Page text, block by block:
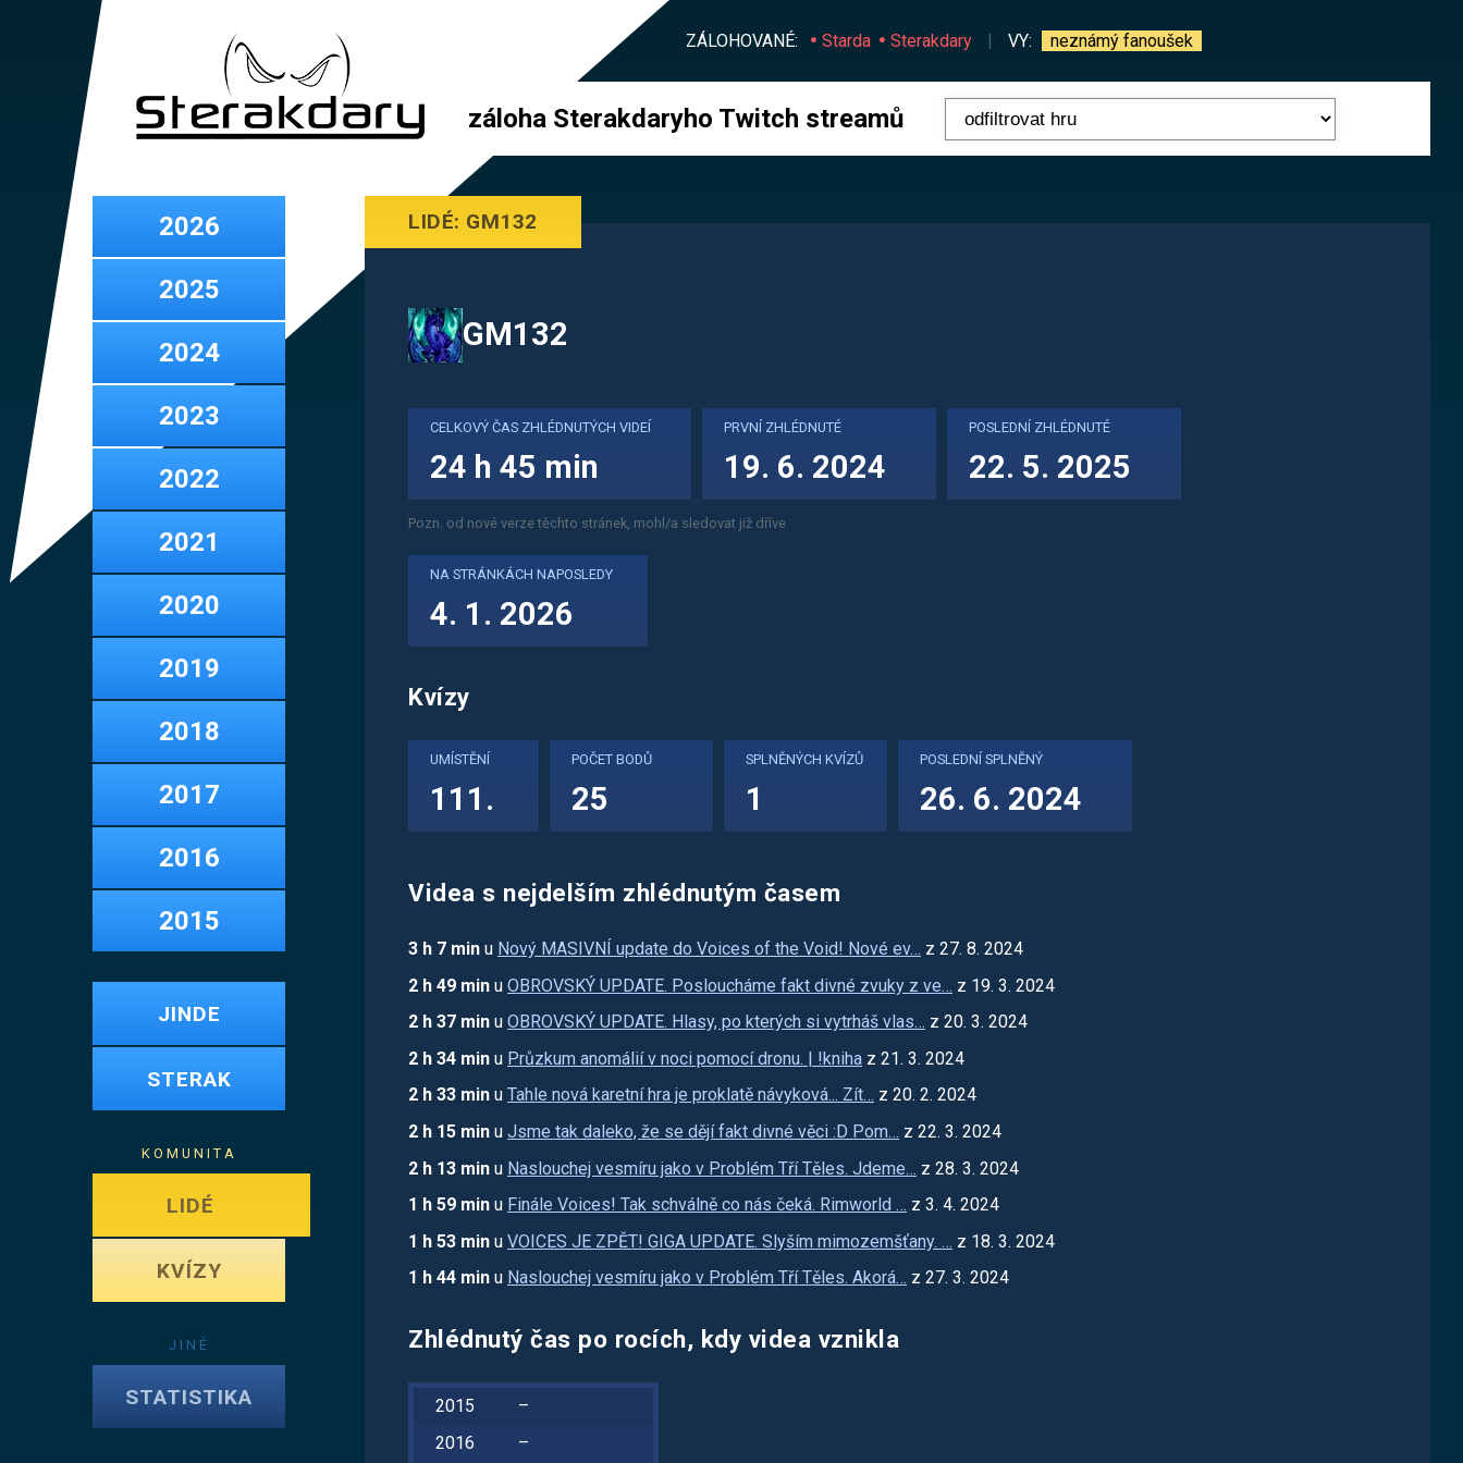
ZÁLOHOVANÉ: Starda Sterakdary | VY: neznámý fanoušek
záloha Sterakdaryho Twitch streamů
2026
2025
2024
2023
2022
2021
2020
2019
2018
2017
2016
2015
JINDE
STERAK
KOMUNITA
LIDÉ
KVÍZY
JINÉ
STATISTIKA
LIDÉ: GM132
GM132
CELKOVÝ ČAS ZHLÉDNUTÝCH VIDEÍ
24 h 45 min
PRVNÍ ZHLÉDNUTÉ
19. 6. 2024
POSLEDNÍ ZHLÉDNUTÉ
22. 5. 2025
Pozn. od nové verze těchto stránek, mohl/a sledovat již dříve
NA STRÁNKÁCH NAPOSLEDY
4. 1. 2026
Kvízy
UMÍSTĚNÍ
111.
POČET BODŮ
25
SPLNĚNÝCH KVÍZŮ
1
POSLEDNÍ SPLNĚNÝ
26. 6. 2024
Videa s nejdelším zhlédnutým časem
3 h 7 min u Nový MASIVNÍ update do Voices of the Void! Nové ev… z 27. 8. 2024
2 h 49 min u OBROVSKÝ UPDATE. Posloucháme fakt divné zvuky z ve… z 19. 3. 2024
2 h 37 min u OBROVSKÝ UPDATE. Hlasy, po kterých si vytrháš vlas… z 20. 3. 2024
2 h 34 min u Průzkum anomálií v noci pomocí dronu. | !kniha z 21. 3. 2024
2 h 33 min u Tahle nová karetní hra je proklatě návyková... Zít… z 20. 2. 2024
2 h 15 min u Jsme tak daleko, že se dějí fakt divné věci :D Pom… z 22. 3. 2024
2 h 13 min u Naslouchej vesmíru jako v Problém Tří Těles. Jdeme… z 28. 3. 2024
1 h 59 min u Finále Voices! Tak schválně co nás čeká. Rimworld … z 3. 4. 2024
1 h 53 min u VOICES JE ZPĚT! GIGA UPDATE. Slyším mimozemšťany. … z 18. 3. 2024
1 h 44 min u Naslouchej vesmíru jako v Problém Tří Těles. Akorá… z 27. 3. 2024
Zhlédnutý čas po rocích, kdy videa vznikla
2015
–
2016
–